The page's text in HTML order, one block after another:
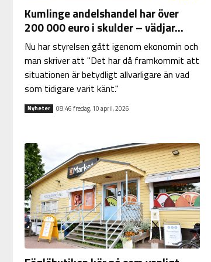
Kumlinge andelshandel har över
200 000 euro i skulder – vädjar...
Nu har styrelsen gått igenom ekonomin och
man skriver att "Det har då framkommit att
situationen är betydligt allvarligare än vad
som tidigare varit känt."
Nyheter 08:46 fredag, 10 april, 2026